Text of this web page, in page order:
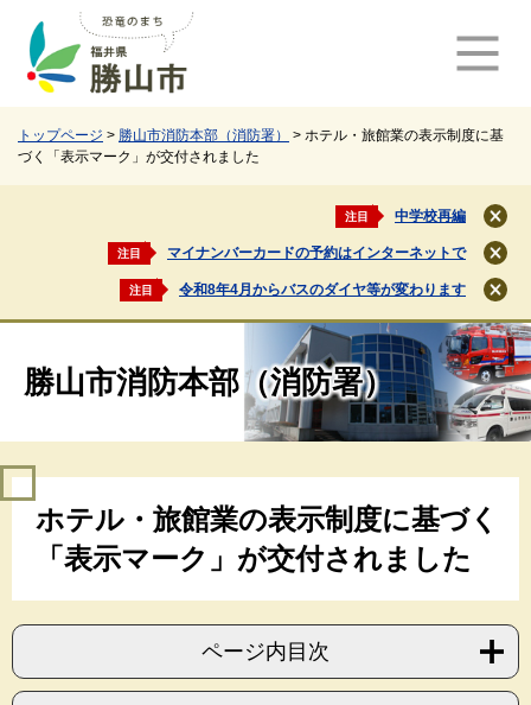
トップページ > 勝山市消防本部（消防署） > ホテル・旅館業の表示制度に基
づく「表示マーク」が交付されました
注目 中学校再編
閉
じ
る
注目 マイナンバーカードの予約はインターネットで
閉
じ
る
注目 令和8年4月からバスのダイヤ等が変わります
閉
じ
る
勝山市消防本部（消防署）
ホテル・旅館業の表示制度に基づく
「表示マーク」が交付されました
ページ内目次